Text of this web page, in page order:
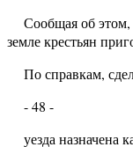
Сообщая об этом,
земле крестьян
По справкам,
- 48 -
уезда назначена